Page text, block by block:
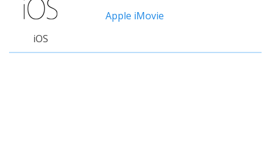
iOS
Apple iMovie